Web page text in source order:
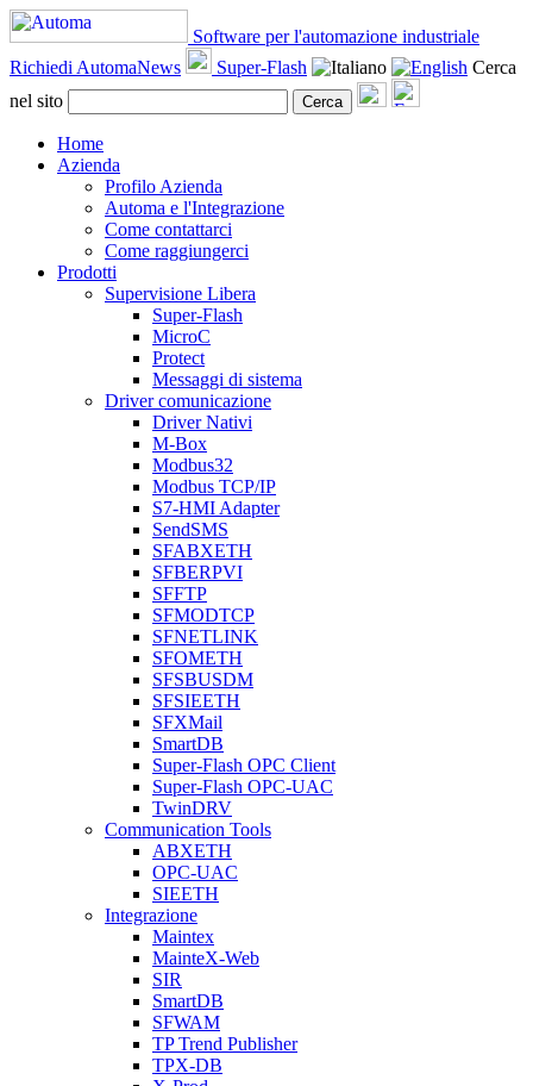
Software per l'automazione industriale
Richiedi AutomaNews
Super-Flash
Cerca
nel sito
Cerca
Home
Azienda
Profilo Azienda
Automa e l'Integrazione
Come contattarci
Come raggiungerci
Prodotti
Supervisione Libera
Super-Flash
MicroC
Protect
Messaggi di sistema
Driver comunicazione
Driver Nativi
M-Box
Modbus32
Modbus TCP/IP
S7-HMI Adapter
SendSMS
SFABXETH
SFBERPVI
SFFTP
SFMODTCP
SFNETLINK
SFOMETH
SFSBUSDM
SFSIEETH
SFXMail
SmartDB
Super-Flash OPC Client
Super-Flash OPC-UAC
TwinDRV
Communication Tools
ABXETH
OPC-UAC
SIEETH
Integrazione
Maintex
MainteX-Web
SIR
SmartDB
SFWAM
TP Trend Publisher
TPX-DB